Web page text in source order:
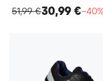
51,99 €30,99 €